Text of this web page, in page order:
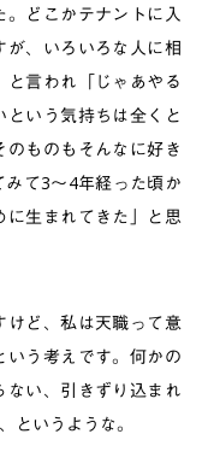
どこかテナントに入
が、いろいろな人に相
言われ「じゃあやる
いう気持ちは全くと
ものもそんなに好き
て3〜4年経った頃か
に生まれてきた」と思
けど、私は天職って意
う考えです。何かの
ない、引きずり込まれ
というような。